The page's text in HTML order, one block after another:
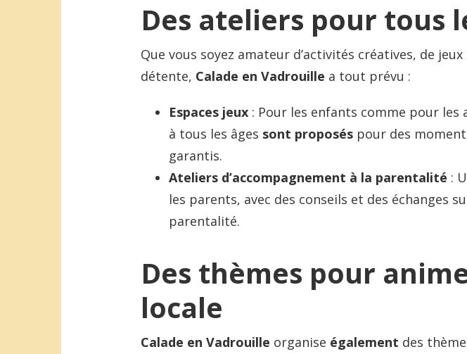
Des ateliers pour tous
Que vous soyez amateur d’activités créatives, de
détente, Calade en Vadrouille a tout prévu :
Espaces jeux : Pour les enfants comme pour les
à tous les âges sont proposés pour des
garantis.
Ateliers d’accompagnement à la parentalité :
les parents, avec des conseils et des échanges
parentalité.
Des thèmes pour
locale
Calade en Vadrouille organise également des